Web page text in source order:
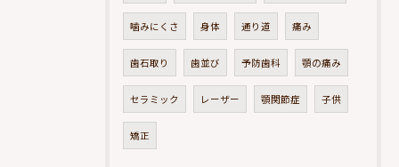
噛みにくさ 身体 通り道 痛み
歯石取り 歯並び 予防歯科 顎の痛み
セラミック レーザー 顎関節症 子供
矯正